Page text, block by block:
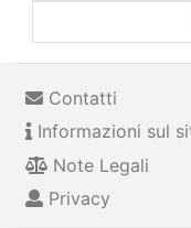
Contatti
Informazioni sul
Note Legali
Privacy